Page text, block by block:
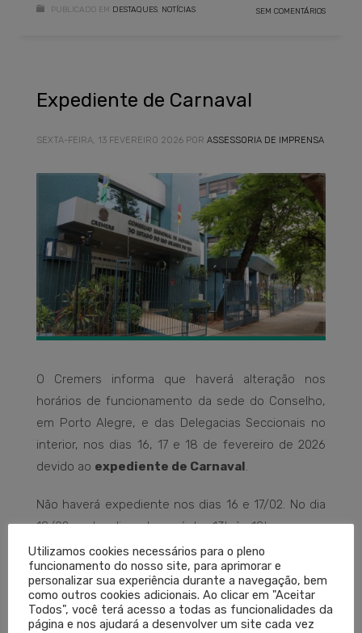
PUBLICADO EM DESTAQUES NOTÍCIAS SEM COMENTÁRIOS
Expediente de Carnaval
SEXTA-FEIRA, 13 FEVEREIRO 2026 POR ASSESSORIA DE IMPRENSA
O Cremers informa que haverá alteração nos
horários de funcionamento da sede do Conselho,
em Porto Alegre, e das Delegacias Seccionais no
interior, nos dias 16, 17 e 18 de fevereiro de 2026
devido ao expediente de Carnaval .
Não haverá expediente nos dias 16 e 17/02. No dia
18/02, o atendimento será das 13h às 18h.
Os serviços do Cremers continuam
disponíveis pelo site ou pelo APP!
Utilizamos cookies necessários para o pleno
funcionamento do nosso site, para aprimorar e
personalizar sua experiência durante a navegação, bem
como outros cookies adicionais. Ao clicar em "Aceitar
Todos", você terá acesso a todas as funcionalidades da
página e nos ajudará a desenvolver um site cada vez